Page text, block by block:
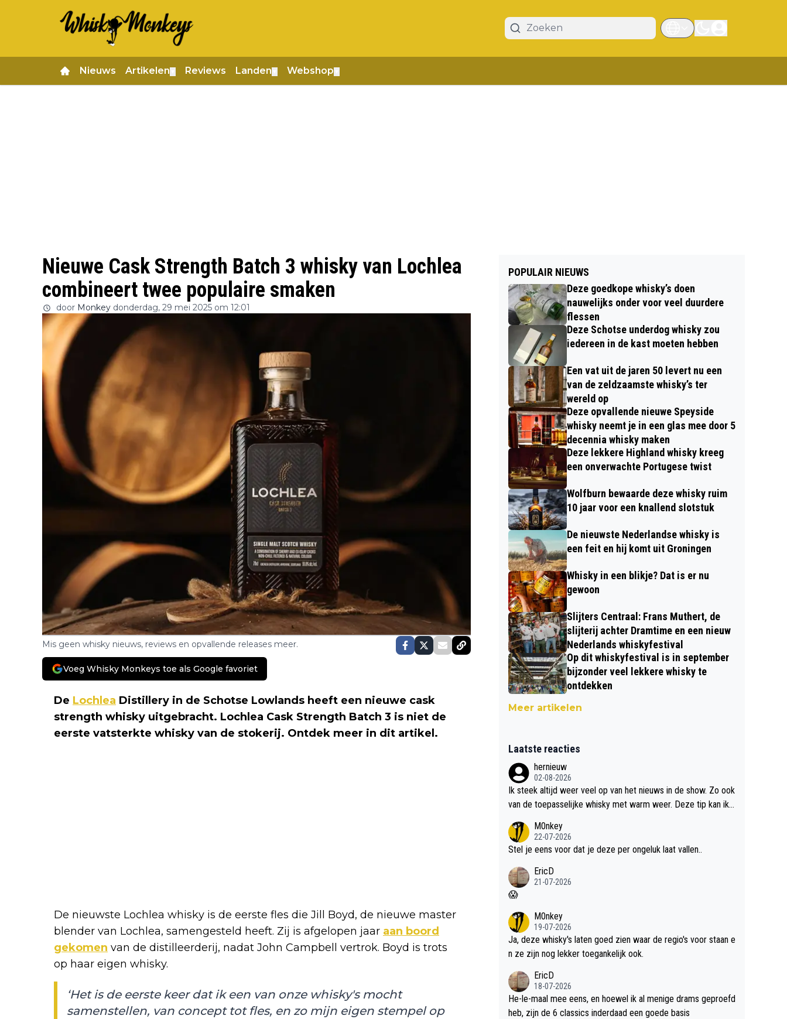
Nieuws Artikelen Reviews Landen Webshop
Nieuwe Cask Strength Batch 3 whisky van Lochlea
combineert twee populaire smaken
door Monkey donderdag, 29 mei 2025 om 12:01
Mis geen whisky nieuws, reviews en opvallende releases meer.
Voeg Whisky Monkeys toe als Google favoriet
De Lochlea Distillery in de Schotse Lowlands heeft een nieuwe cask
strength whisky uitgebracht. Lochlea Cask Strength Batch 3 is niet de
eerste vatsterkte whisky van de stokerij. Ontdek meer in dit artikel.
De nieuwste Lochlea whisky is de eerste fles die Jill Boyd, de nieuwe master
blender van Lochlea, samengesteld heeft. Zij is afgelopen jaar aan boord
gekomen van de distilleerderij, nadat John Campbell vertrok. Boyd is trots
op haar eigen whisky.
‘Het is de eerste keer dat ik een van onze whisky's mocht
samenstellen, van concept tot fles, en zo mijn eigen stempel op
POPULAIR NIEUWS
Deze goedkope whisky’s doen
nauwelijks onder voor veel duurdere
flessen
Deze Schotse underdog whisky zou
iedereen in de kast moeten hebben
Een vat uit de jaren 50 levert nu een
van de zeldzaamste whisky’s ter
wereld op
Deze opvallende nieuwe Speyside
whisky neemt je in een glas mee door 5
decennia whisky maken
Deze lekkere Highland whisky kreeg
een onverwachte Portugese twist
Wolfburn bewaarde deze whisky ruim
10 jaar voor een knallend slotstuk
De nieuwste Nederlandse whisky is
een feit en hij komt uit Groningen
Whisky in een blikje? Dat is er nu
gewoon
Slijters Centraal: Frans Muthert, de
slijterij achter Dramtime en een nieuw
Nederlands whiskyfestival
Op dit whiskyfestival is in september
bijzonder veel lekkere whisky te
ontdekken
Meer artikelen
Laatste reacties
hernieuw
02-08-2026
Ik steek altijd weer veel op van het nieuws in de show. Zo ook
van de toepasselijke whisky met warm weer. Deze tip kan ik
M0nkey
22-07-2026
Stel je eens voor dat je deze per ongeluk laat vallen..
EricD
21-07-2026
😱
M0nkey
19-07-2026
Ja, deze whisky's laten goed zien waar de regio's voor staan e
n ze zijn nog lekker toegankelijk ook.
EricD
18-07-2026
He-le-maal mee eens, en hoewel ik al menige drams geproefd
heb, zijn de 6 classics inderdaad een goede basis